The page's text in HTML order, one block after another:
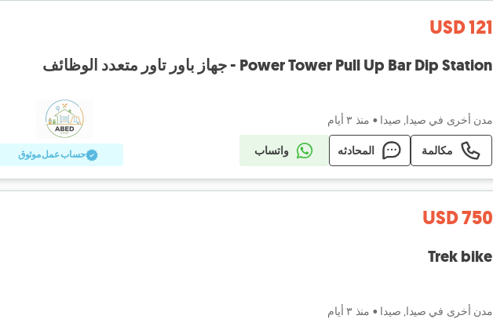
USD 121
Power Tower Pull Up Bar Dip Station - جهاز باور تاور متعدد الوظائف
مدن أخرى في صيدا, صيدا • منذ ٣ أيام
مكالمة المحادثه واتساب حساب عمل موثوق
USD 750
Trek bike
مدن أخرى في صيدا, صيدا • منذ ٣ أيام